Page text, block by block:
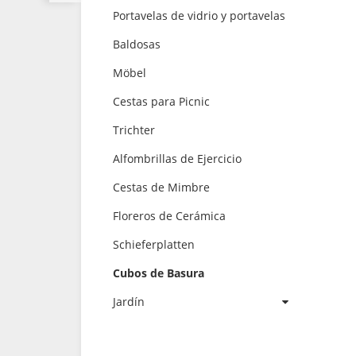
Portavelas de vidrio y portavelas
Baldosas
Möbel
Cestas para Picnic
Trichter
Alfombrillas de Ejercicio
Cestas de Mimbre
Floreros de Cerámica
Schieferplatten
Cubos de Basura
Jardín